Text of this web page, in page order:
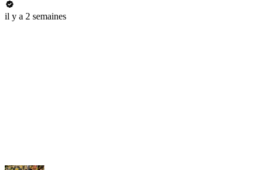
il y a 2 semaines